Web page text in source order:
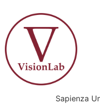
Sapienza